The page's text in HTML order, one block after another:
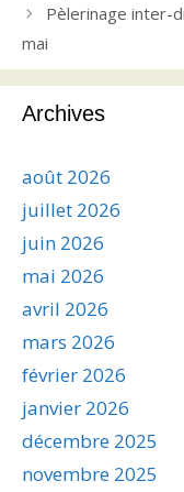
Pèlerinage inter-
mai
Archives
août 2026
juillet 2026
juin 2026
mai 2026
avril 2026
mars 2026
février 2026
janvier 2026
décembre 2025
novembre 2025